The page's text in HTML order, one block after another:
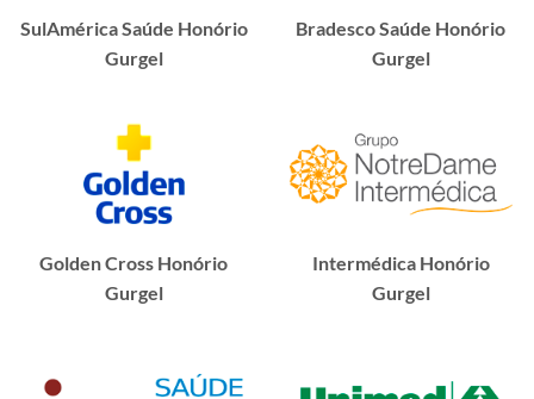
SulAmérica Saúde Honório
Gurgel
Bradesco Saúde Honório
Gurgel
Golden Cross Honório
Gurgel
Intermédica Honório
Gurgel